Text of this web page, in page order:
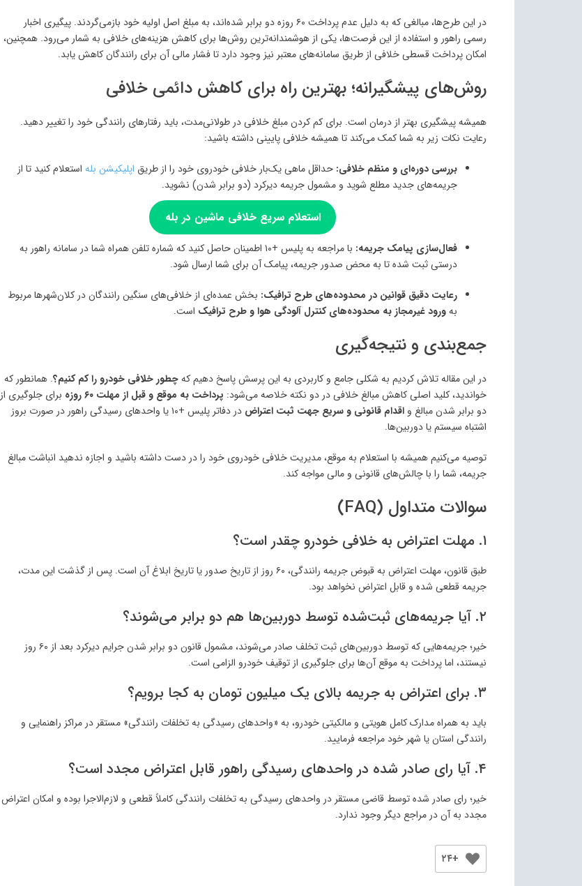
در این طرح‌ها، مبالغی که به دلیل عدم پرداخت ۶۰ روزه دو برابر شده‌اند، به مبلغ اصل اولیه خود بازمی‌گردند. پیگیری اخبار
رسمی راهور و استفاده از این فرصت‌ها، یکی از هوشمندانه‌ترین روش‌ها برای کاهش هزینه‌های خلافی به شمار می‌رود. همچنین،
امکان پرداخت قسطی خلافی از طریق سامانه‌های معتبر نیز وجود دارد تا فشار مالی آن برای رانندگان کاهش یابد.
روش‌های پیشگیرانه؛ بهترین راه برای کاهش دائمی خلافی
همیشه پیشگیری بهتر از درمان است. برای کم کردن مبلغ خلافی در طولانی‌مدت، باید رفتارهای رانندگی خود را تغییر دهید.
رعایت نکات زیر به شما کمک می‌کند تا همیشه خلافی پایینی داشته باشید:
بررسی دوره‌ای و منظم خلافی: حداقل ماهی یک‌بار خلافی خودروی خود را از طریق اپلیکیشن بله استعلام کنید تا از
جریمه‌های جدید مطلع شوید و مشمول جریمه دیرکرد (دو برابر شدن) نشوید.
استعلام سریع خلافی ماشین در بله
فعال‌سازی پیامک جریمه:
با مراجعه به پلیس +۱۰ اطمینان حاصل کنید که شماره تلفن همراه شما در سامانه راهور به
درستی ثبت شده تا به محض صدور جریمه، پیامک آن برای شما ارسال شود.
رعایت دقیق قوانین در محدوده‌های طرح ترافیک: بخش عمده‌ای از خلافی‌های سنگین رانندگان در کلان‌شهرها مربوط
بهورود غیرمجاز به محدوده‌های کنترل آلودگی هوا و طرح ترافیک است.
جمع‌بندی و نتیجه‌گیری
در این مقاله تلاش کردیم به شکلی جامع و کاربردی به این پرسش پاسخ دهیم کهچطور خلافی خودرو را کم کنیم؟. همانطور که
خواندید، کلید اصلی کاهش مبالغ خلافی در دو نکته خلاصه می‌شود: پرداخت به موقع و قبل از مهلت ۶۰ روزه
برای جلوگیری از
دو برابر شدن مبالغ و اقدام قانونی و سریع جهت ثبت اعتراض
در دفاتر پلیس +۱۰ یا واحدهای رسیدگی راهور در صورت بروز
اشتباه سیستم یا دوربین‌ها.
توصیه می‌کنیم همیشه با استعلام به موقع، مدیریت خلافی خودروی خود را در دست داشته باشید و اجازه ندهید انباشت مبالغ
جریمه، شما را با چالش‌های قانونی و مالی مواجه کند.
سوالات متداول (FAQ)
۱. مهلت اعتراض به خلافی خودرو چقدر است؟
طبق قانون، مهلت اعتراض به قبوض جریمه رانندگی، ۶۰ روز از تاریخ صدور یا تاریخ ابلاغ آن است. پس از گذشت این مدت،
جریمه قطعی شده و قابل اعتراض نخواهد بود.
۲. آیا جریمه‌های ثبت‌شده توسط دوربین‌ها هم دو برابر می‌شوند؟
خیر؛ جریمه‌هایی که توسط دوربین‌های ثبت تخلف صادر می‌شوند، مشمول قانون دو برابر شدن جرایم دیرکرد بعد از ۶۰ روز
نیستند، اما پرداخت به موقع آن‌ها برای جلوگیری از توقیف خودرو الزامی است.
۳. برای اعتراض به جریمه بالای یک میلیون تومان به کجا برویم؟
باید به همراه مدارک کامل هویتی و مالکیتی خودرو، به «واحدهای رسیدگی به تخلفات رانندگی» مستقر در مراکز راهنمایی و
رانندگی استان یا شهر خود مراجعه فرمایید.
۴. آیا رای صادر شده در واحدهای رسیدگی راهور قابل اعتراض مجدد است؟
خیر؛ رای صادر شده توسط قاضی مستقر در واحدهای رسیدگی به تخلفات رانندگی کاملاً قطعی و لازم‌الاجرا بوده و امکان اعتراض
مجدد به آن در مراجع دیگر وجود ندارد.
+۲۴